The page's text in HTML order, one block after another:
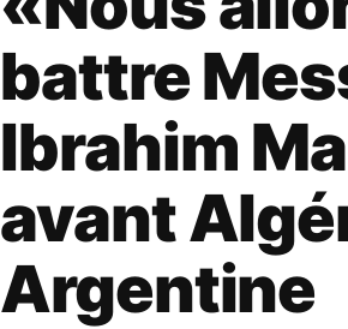
battre
Ibrahim
avant
Argentine